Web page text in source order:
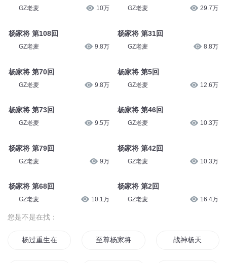
GZ老麦 10万
杨家将 第108回
GZ老麦 9.8万
杨家将 第70回
GZ老麦 9.8万
杨家将 第73回
GZ老麦 9.5万
杨家将 第79回
GZ老麦 9万
杨家将 第68回
GZ老麦 10.1万
GZ老麦 29.7万
杨家将 第31回
GZ老麦 8.8万
杨家将 第5回
GZ老麦 12.6万
杨家将 第46回
GZ老麦 10.3万
杨家将 第42回
GZ老麦 10.3万
杨家将 第2回
GZ老麦 16.4万
您是不是在找：
杨过重生在异界 至尊杨家将 战神杨天